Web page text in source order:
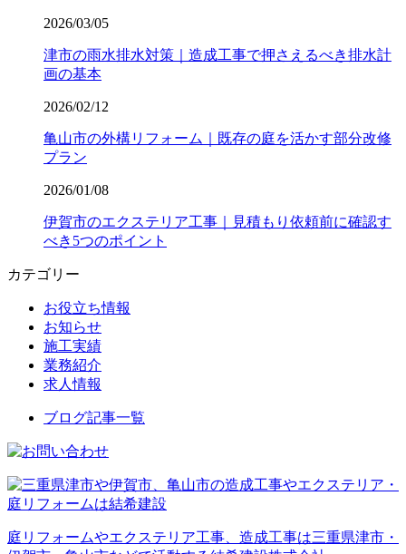
2026/03/05
津市の雨水排水対策｜造成工事で押さえるべき排水計
画の基本
2026/02/12
亀山市の外構リフォーム｜既存の庭を活かす部分改修
プラン
2026/01/08
伊賀市のエクステリア工事｜見積もり依頼前に確認す
べき5つのポイント
カテゴリー
お役立ち情報
お知らせ
施工実績
業務紹介
求人情報
ブログ記事一覧
庭リフォームやエクステリア工事、造成工事は三重県津市・